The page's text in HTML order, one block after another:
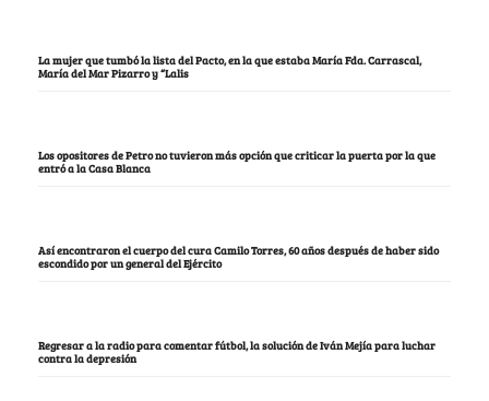
La mujer que tumbó la lista del Pacto, en la que estaba María Fda. Carrascal,
María del Mar Pizarro y “Lalis
Los opositores de Petro no tuvieron más opción que criticar la puerta por la que
entró a la Casa Blanca
Así encontraron el cuerpo del cura Camilo Torres, 60 años después de haber sido
escondido por un general del Ejército
Regresar a la radio para comentar fútbol, la solución de Iván Mejía para luchar
contra la depresión